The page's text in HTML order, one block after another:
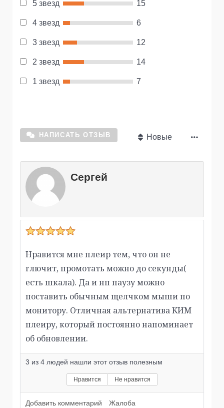
5 звезд 15
4 звезд 6
3 звезд 12
2 звезд 14
1 звезд 7
НАПИСАТЬ ОТЗЫВ Новые
Сергей
Нравится мне плеир тем, что он не
глючит, промотать можно до секунды(
есть шкала). Да и нп паузу можно
поставить обычным щелчком мыши по
монитору. Отличная альтернатива КИМ
плеиру, который постоянно напоминает
об обновлении.
3 из 4 людей нашли этот отзыв полезным
Нравится Не нравится
Добавить комментарий Жалоба